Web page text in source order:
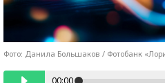
Фото: Данила Большаков / Фотобанк
00:00